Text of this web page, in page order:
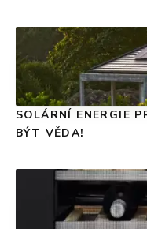
SOLÁRNÍ ENERGIE
BÝT VĚDA!